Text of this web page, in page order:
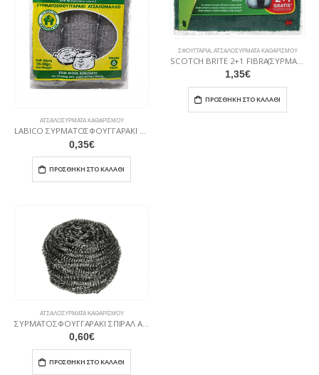
ΑΤΣΑΛΟΣΎΡΜΑΤΑ ΚΑΘΑΡΙΣΜΟΎ
LABICO ΣΥΡΜΑΤΟΣΦΟΥΓΓΑΡΑΚΙ ΑΤΣΑΛΟΜΑΛΛΟ ΣΕΤ ΤΩΝ 6ΤΕΜ.
0,35€
ΠΡΟΣΘΉΚΗ ΣΤΟ ΚΑΛΆΘΙ
ΣΦΟΥΓΓΆΡΙΑ, ΑΤΣΑΛΟΣΎΡΜΑΤΑ ΚΑΘΑΡΙΣΜΟΎ
SCOTCH BRITE 2+1 FIBRA(ΣΥΡΜΑΤΑΚΙ) CLASSIC
1,35€
ΠΡΟΣΘΉΚΗ ΣΤΟ ΚΑΛΆΘΙ
ΑΤΣΑΛΟΣΎΡΜΑΤΑ ΚΑΘΑΡΙΣΜΟΎ
ΣΥΡΜΑΤΟΣΦΟΥΓΓΑΡΑΚΙ ΣΠΙΡΑΛ ΑΣΗΜΙ 60ΓΡ
0,60€
ΠΡΟΣΘΉΚΗ ΣΤΟ ΚΑΛΆΘΙ